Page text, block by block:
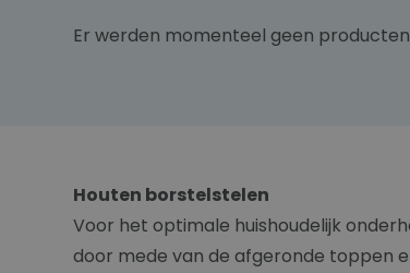
Er werden momenteel geen
Houten borstelstelen
Voor het optimale huishoudelijk
door mede van de afgeronde toppen